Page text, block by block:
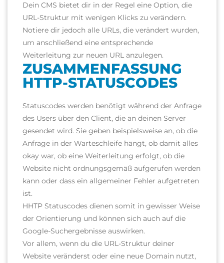
Dein CMS bietet dir in der Regel eine Option, die
URL-Struktur mit wenigen Klicks zu verändern.
Notiere dir jedoch alle URLs, die verändert wurden,
um anschließend eine entsprechende
Weiterleitung zur neuen URL anzulegen.
ZUSAMMENFASSUNG
HTTP-STATUSCODES
Statuscodes werden benötigt während der Anfrage
des Users über den Client, die an deinen Server
gesendet wird. Sie geben beispielsweise an, ob die
Anfrage in der Warteschleife hängt, ob damit alles
okay war, ob eine Weiterleitung erfolgt, ob die
Website nicht ordnungsgemäß aufgerufen werden
kann oder dass ein allgemeiner Fehler aufgetreten
ist.
HHTP Statuscodes dienen somit in gewisser Weise
der Orientierung und können sich auch auf die
Google-Suchergebnisse auswirken.
Vor allem, wenn du die URL-Struktur deiner
Website veränderst oder eine neue Domain nutzt,